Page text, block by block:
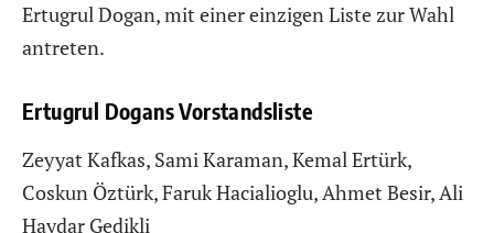
Ertugrul Dogan, mit einer einzigen Liste zur Wahl
antreten.
Ertugrul Dogans Vorstandsliste
Zeyyat Kafkas, Sami Karaman, Kemal Ertürk,
Coskun Öztürk, Faruk Hacialioglu, Ahmet Besir, Ali
Haydar Gedikli